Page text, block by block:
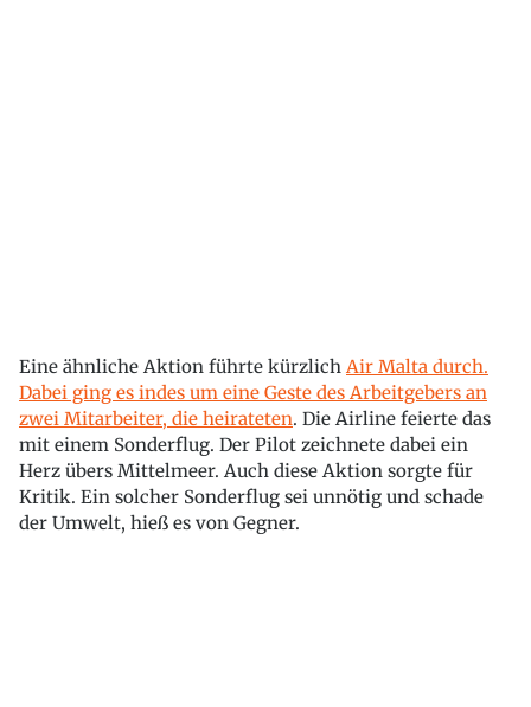
Eine ähnliche Aktion führte kürzlich Air Malta durch.
Dabei ging es indes um eine Geste des Arbeitgebers an
zwei Mitarbeiter, die heirateten. Die Airline feierte das
mit einem Sonderflug. Der Pilot zeichnete dabei ein
Herz übers Mittelmeer. Auch diese Aktion sorgte für
Kritik. Ein solcher Sonderflug sei unnötig und schade
der Umwelt, hieß es von Gegner.